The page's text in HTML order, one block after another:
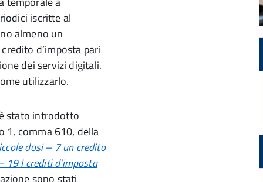
iscritte al
almeno un
d’imposta pari
dei servizi digitali.
utilizzarlo.
stato introdotto
1, comma 610, della
dosi – 7 un credito
19 I crediti d’imposta
sono stati